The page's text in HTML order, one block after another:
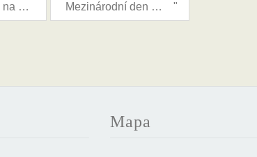
Velikonoční trh na okresním úřadě Mezinárodní den muzeí se bude slavit 21. května 2023! "
Mapa